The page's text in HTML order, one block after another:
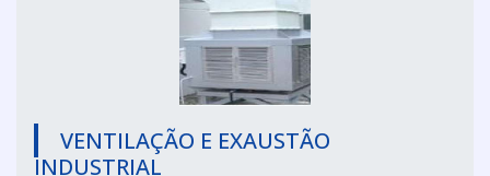
VENTILAÇÃO E EXAUSTÃO
INDUSTRIAL